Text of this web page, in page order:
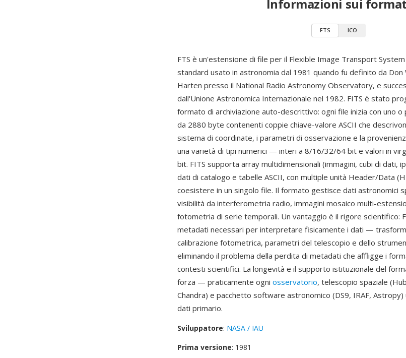
Informazioni sui
FTS ICO
FTS è un'estensione di file per il Flexible Image Transport System
standard usato in astronomia dal 1981 quando fu definito da Don
Harten presso il National Radio Astronomy Observatory, e
dall'Unione Astronomica Internazionale nel 1982. FITS è stato
formato di archiviazione auto-descrittivo: ogni file inizia con uno o
da 2880 byte contenenti coppie chiave-valore ASCII che
sistema di coordinate, i parametri di osservazione e la
una varietà di tipi numerici — interi a 8/16/32/64 bit e valori in
bit. FITS supporta array multidimensionali (immagini, cubi di dati,
dati di catalogo e tabelle ASCII, con multiple unità Header/Data
coesistere in un singolo file. Il formato gestisce dati astronomici
visibilità da interferometria radio, immagini mosaico multi-
fotometria di serie temporali. Un vantaggio è il rigore scientifico:
metadati necessari per interpretare fisicamente i dati —
calibrazione fotometrica, parametri del telescopio e dello
eliminando il problema della perdita di metadati che affligge i
contesti scientifici. La longevità e il supporto istituzionale del
forza — praticamente ogni osservatorio, telescopio spaziale
Chandra) e pacchetto software astronomico (DS9, IRAF,
dati primario.
Sviluppatore: NASA / IAU
Prima versione: 1981